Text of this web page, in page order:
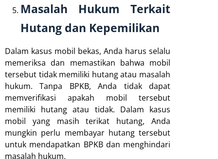
Masalah Hukum Terkait
Hutang dan Kepemilikan
Dalam kasus mobil bekas, Anda harus selalu
memeriksa dan memastikan bahwa mobil
tersebut tidak memiliki hutang atau masalah
hukum. Tanpa BPKB, Anda tidak dapat
memverifikasi apakah mobil tersebut
memiliki hutang atau tidak. Dalam kasus
mobil yang masih terikat hutang, Anda
mungkin perlu membayar hutang tersebut
untuk mendapatkan BPKB dan menghindari
masalah hukum.